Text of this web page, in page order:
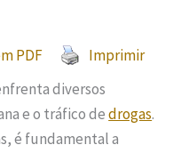
PDF
Imprimir
diversos
e o tráfico dedrogas.
é fundamental a